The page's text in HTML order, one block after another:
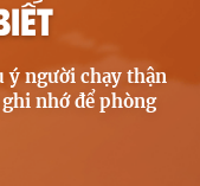
ý người chạy thận
nhớ để phòng